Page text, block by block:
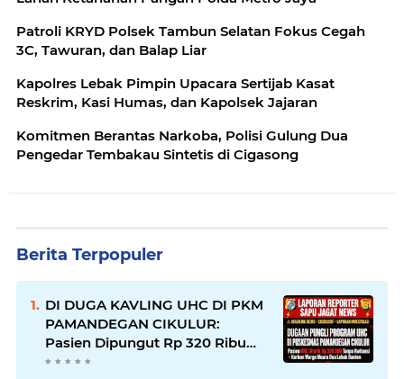
Patroli KRYD Polsek Tambun Selatan Fokus Cegah
3C, Tawuran, dan Balap Liar
Kapolres Lebak Pimpin Upacara Sertijab Kasat
Reskrim, Kasi Humas, dan Kapolsek Jajaran
Komitmen Berantas Narkoba, Polisi Gulung Dua
Pengedar Tembakau Sintetis di Cigasong
Berita Terpopuler
DI DUGA KAVLING UHC DI PKM
PAMANDEGAN CIKULUR:
Pasien Dipungut Rp 320 Ribu
Sehari Meski Diuruskan UHC,